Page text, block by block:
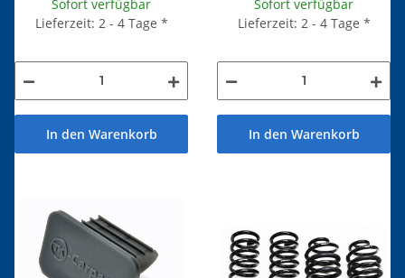
Sofort verfügbar
Lieferzeit: 2 - 4 Tage *
In den Warenkorb
Sofort verfügbar
Lieferzeit: 2 - 4 Tage *
In den Warenkorb